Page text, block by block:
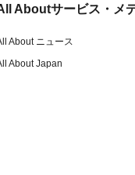
Aboutサービス・メ
About ニュース
About Japan